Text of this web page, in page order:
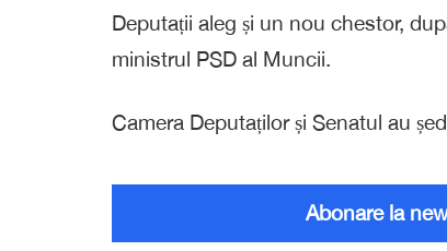
Deputații aleg și un nou chestor,
ministrul PSD al Muncii.
Camera Deputaților și Senatul au
Abonare la